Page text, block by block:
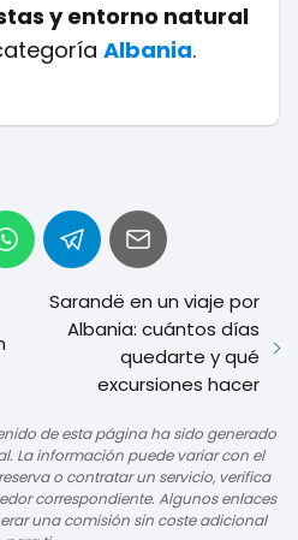
y entorno natural
Albania.
Sarandë en un viaje por
Albania: cuántos días
quedarte y qué
excursiones hacer
de esta página ha sido generado
La información puede variar con el
o contratar un servicio, verifica
correspondiente. Algunos enlaces
una comisión sin coste adicional